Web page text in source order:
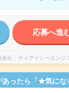
応募へ進
社 ティアイシーエンジ
あったら「★気にな